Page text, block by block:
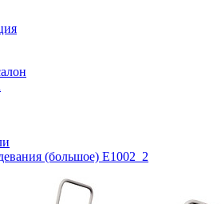
(большое) Е1002_2